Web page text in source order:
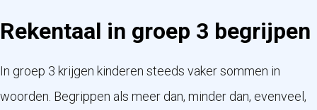
Rekentaal in groep 3 begrijpen
In groep 3 krijgen kinderen steeds vaker sommen in
woorden. Begrippen als meer dan, minder dan, evenveel,